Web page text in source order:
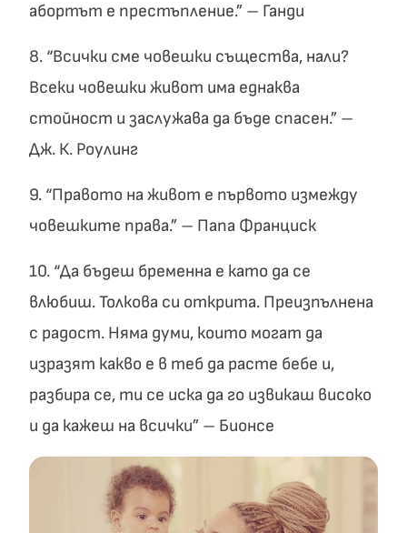
абортът е престъпление.” – Ганди
8. “Всички сме човешки същества, нали?
Всеки човешки живот има еднаква
стойност и заслужава да бъде спасен.” –
Дж. К. Роулинг
9. “Правото на живот е първото измежду
човешките права.” – Папа Франциск
10. “Да бъдеш бременна е като да се
влюбиш. Толкова си открита. Преизпълнена
с радост. Няма думи, които могат да
изразят какво е в теб да расте бебе и,
разбира се, ти се иска да го извикаш високо
и да кажеш на всички” – Бионсе